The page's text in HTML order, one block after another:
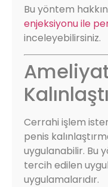
Bu yöntem
enjeksiyonu ile
inceleyebilirsiniz.
Cerrahi işlem
penis
uygulanabilir. Bu
tercih edilen
uygulamalarıdır.